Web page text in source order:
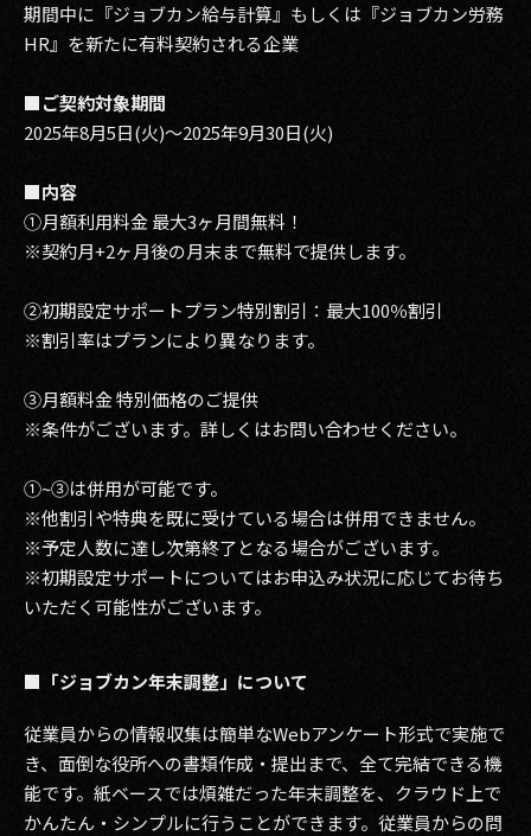
2009
期間中に『ジョブカン給与計算』もしくは『ジョブカン労務
HR』を新たに有料契約される企業
■ご契約対象期間
2025年8月5日(火)～2025年9月30日(火)
■内容
①月額利用料金 最大3ヶ月間無料！
※契約月+2ヶ月後の月末まで無料で提供します。
②初期設定サポートプラン特別割引：最大100％割引
※割引率はプランにより異なります。
③月額料金 特別価格のご提供
※条件がございます。詳しくはお問い合わせください。
①~③は併用が可能です。
※他割引や特典を既に受けている場合は併用できません。
※予定人数に達し次第終了となる場合がございます。
※初期設定サポートについてはお申込み状況に応じてお待ち
いただく可能性がございます。
■「ジョブカン年末調整」について
従業員からの情報収集は簡単なWebアンケート形式で実施で
き、面倒な役所への書類作成・提出まで、全て完結できる機
能です。紙ベースでは煩雑だった年末調整を、クラウド上で
かんたん・シンプルに行うことができます。従業員からの問